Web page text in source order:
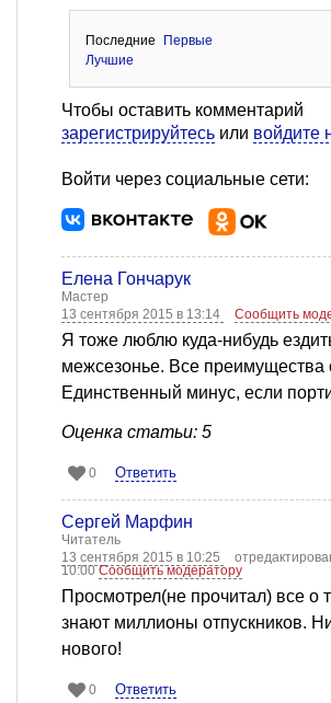
Последние
Первые
Лучшие
Чтобы оставить комментарий
зарегистрируйтесь или войдите
Войти через социальные сети:
Елена Гончарук
Мастер
13 сентября 2015 в 13:14
Сообщить
Я тоже люблю куда-нибудь
межсезонье. Все преимущества
Единственный минус, если
Оценка статьи: 5
0 Ответить
Сергей Марфин
Читатель
13 сентября 2015 в 10:25
10:00Сообщить модератору
Просмотрел(не прочитал) все о
знают миллионы отпускников.
нового!
0 Ответить